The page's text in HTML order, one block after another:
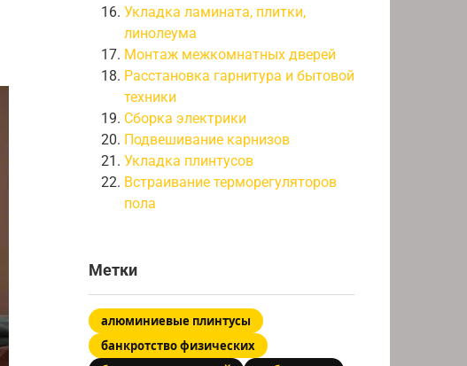
Укладка ламината, плитки,
линолеума
Монтаж межкомнатных дверей
Расстановка гарнитура и бытовой
техники
Сборка электрики
Подвешивание карнизов
Укладка плинтусов
Встраивание терморегуляторов
пола
Метки
алюминиевые плинтусы
банкротство физических